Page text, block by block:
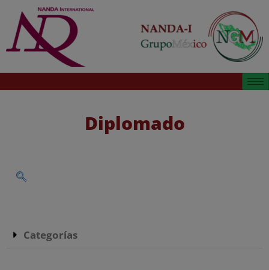
Diplomado
Categorías